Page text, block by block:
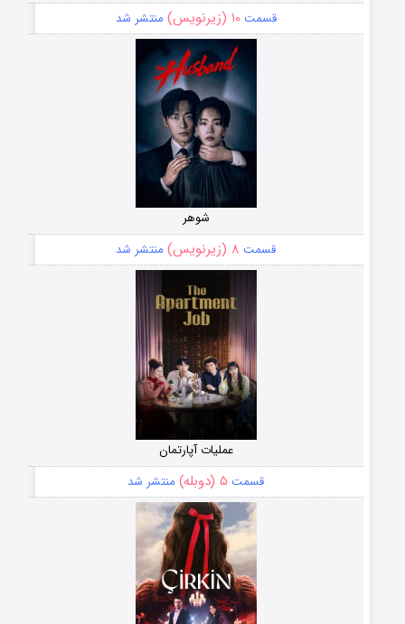
قسمت۱۰ (زیرنویس) منتشر شد
شوهر
قسمت ۸ (زیرنویس) منتشر شد
عملیات آپارتمان
قسمت ۵ (دوبله) منتشر شد